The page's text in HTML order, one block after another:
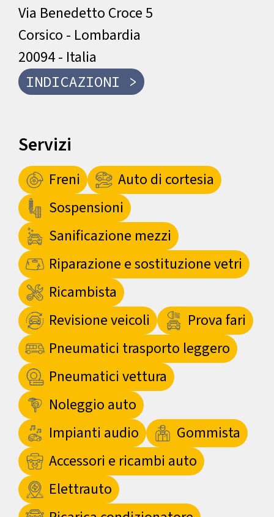
Via Benedetto Croce 5
Corsico - Lombardia
20094 - Italia
INDICAZIONI >
Servizi
Freni
Auto di cortesia
Sospensioni
Sanificazione mezzi
Riparazione e sostituzione vetri
Ricambista
Revisione veicoli
Prova fari
Pneumatici trasporto leggero
Pneumatici vettura
Noleggio auto
Impianti audio
Gommista
Accessori e ricambi auto
Elettrauto